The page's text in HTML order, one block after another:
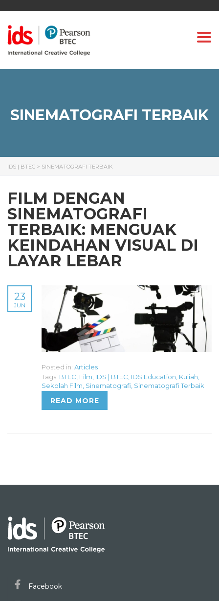
SINEMATOGRAFI TERBAIK
IDS | BTEC > SINEMATOGRAFI TERBAIK
FILM DENGAN
SINEMATOGRAFI
TERBAIK: MENGUAK
KEINDAHAN VISUAL DI
LAYAR LEBAR
23
JUN
Posted in: Articles
Tags: BTEC Film IDS | BTEC IDS Education Kuliah
Sekolah Film Sinematografi Sinematografi Terbaik
READ MORE
Facebook